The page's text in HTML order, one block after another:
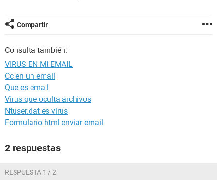
Compartir
Consulta también:
VIRUS EN MI EMAIL
Cc en un email
Que es email
Virus que oculta archivos
Ntuser.dat es virus
Formulario html enviar email
2 respuestas
RESPUESTA 1 / 2